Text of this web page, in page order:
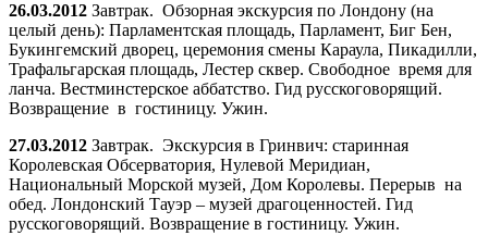
26.03.2012 Завтрак. Обзорная экскурсия по Лондону (на
целый день): Парламентская площадь, Парламент, Биг Бен,
Букингемский дворец, церемония смены Караула, Пикадилли,
Трафальгарская площадь, Лестер сквер. Свободное время для
ланча. Вестминстерское аббатство. Гид русскоговорящий.
Возвращение в гостиницу. Ужин.
27.03.2012 Завтрак. Экскурсия в Гринвич: старинная
Королевская Обсерватория, Нулевой Меридиан,
Национальный Морской музей, Дом Королевы. Перерыв на
обед. Лондонский Тауэр – музей драгоценностей. Гид
русскоговорящий. Возвращение в гостиницу. Ужин.